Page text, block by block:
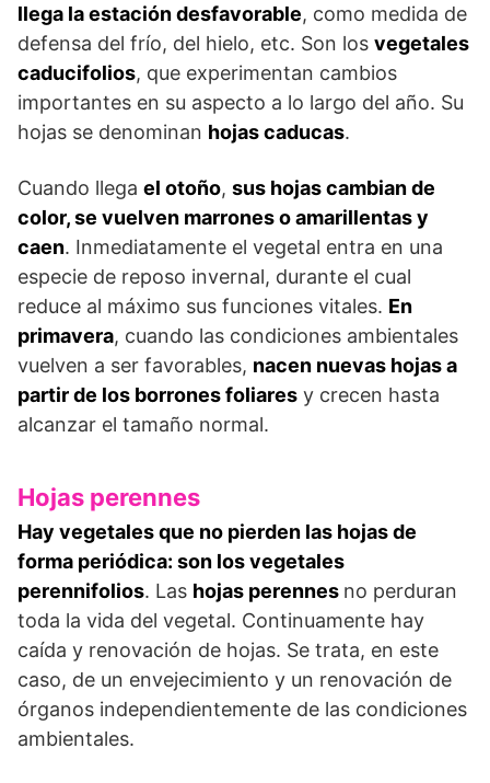
llega la estación desfavorable, como medida de
defensa del frío, del hielo, etc. Son los vegetales
caducifolios, que experimentan cambios
importantes en su aspecto a lo largo del año. Su
hojas se denominan hojas caducas.
Cuando llega el otoño, sus hojas cambian de
color, se vuelven marrones o amarillentas y
caen. Inmediatamente el vegetal entra en una
especie de reposo invernal, durante el cual
reduce al máximo sus funciones vitales. En
primavera, cuando las condiciones ambientales
vuelven a ser favorables, nacen nuevas hojas a
partir de los borrones foliares y crecen hasta
alcanzar el tamaño normal.
Hojas perennes
Hay vegetales que no pierden las hojas de
forma periódica: son los vegetales
perennifolios. Las hojas perennes no perduran
toda la vida del vegetal. Continuamente hay
caída y renovación de hojas. Se trata, en este
caso, de un envejecimiento y un renovación de
órganos independientemente de las condiciones
ambientales.